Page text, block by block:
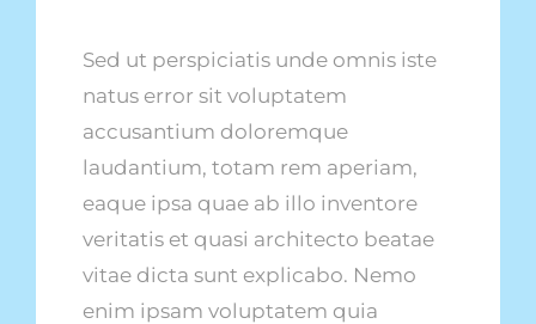
Sed ut perspiciatis unde omnis iste
natus error sit voluptatem
accusantium doloremque
laudantium, totam rem aperiam,
eaque ipsa quae ab illo inventore
veritatis et quasi architecto beatae
vitae dicta sunt explicabo. Nemo
enim ipsam voluptatem quia